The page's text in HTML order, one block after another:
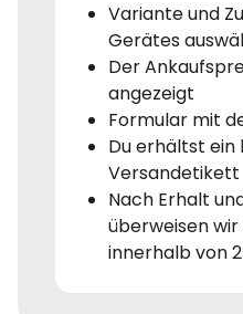
Variante und
Gerätes
Der
angezeigt
Formular mit
Du erhältst ein
Versandetikett
Nach Erhalt
überweisen
innerhalb von